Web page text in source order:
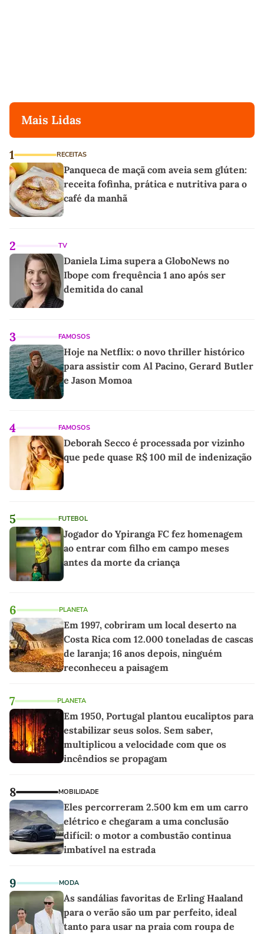
Mais Lidas
1 RECEITAS
Panqueca de maçã com aveia sem glúten:
receita fofinha, prática e nutritiva para o
café da manhã
2 TV
Daniela Lima supera a GloboNews no
Ibope com frequência 1 ano após ser
demitida do canal
3 FAMOSOS
Hoje na Netflix: o novo thriller histórico
para assistir com Al Pacino, Gerard Butler
e Jason Momoa
4 FAMOSOS
Deborah Secco é processada por vizinho
que pede quase R$ 100 mil de indenização
5 FUTEBOL
Jogador do Ypiranga FC fez homenagem
ao entrar com filho em campo meses
antes da morte da criança
6 PLANETA
Em 1997, cobriram um local deserto na
Costa Rica com 12.000 toneladas de cascas
de laranja; 16 anos depois, ninguém
reconheceu a paisagem
7 PLANETA
Em 1950, Portugal plantou eucaliptos para
estabilizar seus solos. Sem saber,
multiplicou a velocidade com que os
incêndios se propagam
8 MOBILIDADE
Eles percorreram 2.500 km em um carro
elétrico e chegaram a uma conclusão
difícil: o motor a combustão continua
imbatível na estrada
9 MODA
As sandálias favoritas de Erling Haaland
para o verão são um par perfeito, ideal
tanto para usar na praia com roupa de